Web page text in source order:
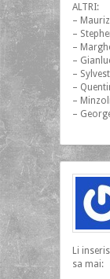
ALTRI:
–
–
–
–
–
–
–
–
Li
sa mai: